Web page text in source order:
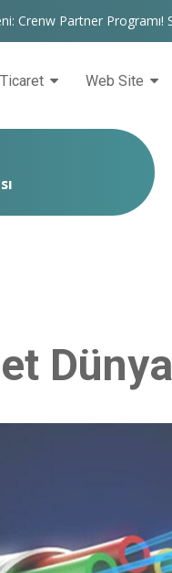
Crenw Partner Programı!
Web Site